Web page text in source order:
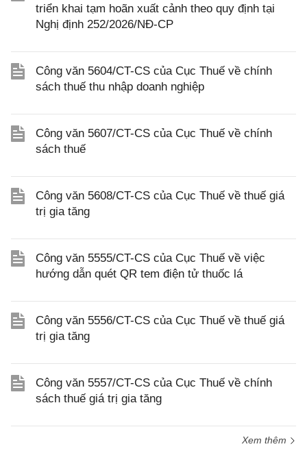
triển khai tạm hoãn xuất cảnh theo quy định tại
Nghị định 252/2026/NĐ-CP
Công văn 5604/CT-CS của Cục Thuế về chính
sách thuế thu nhập doanh nghiệp
Công văn 5607/CT-CS của Cục Thuế về chính
sách thuế
Công văn 5608/CT-CS của Cục Thuế về thuế giá
trị gia tăng
Công văn 5555/CT-CS của Cục Thuế về việc
hướng dẫn quét QR tem điện tử thuốc lá
Công văn 5556/CT-CS của Cục Thuế về thuế giá
trị gia tăng
Công văn 5557/CT-CS của Cục Thuế về chính
sách thuế giá trị gia tăng
Xem thêm